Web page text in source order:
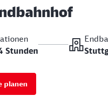
Stunden
planen